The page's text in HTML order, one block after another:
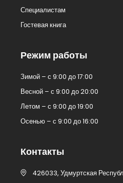
Специалистам
Гостевая книга
Режим работы
Зимой – с 9:00 до 17:00
Весной – с 9:00 до 20:00
Летом – с 9:00 до 19:00
Осенью – с 9:00 до 16:00
Контакты
426033, Удмуртская